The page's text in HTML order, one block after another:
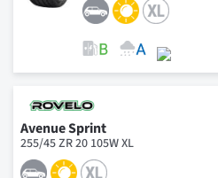
Avenue Sprint
255/45 ZR 20 105W XL